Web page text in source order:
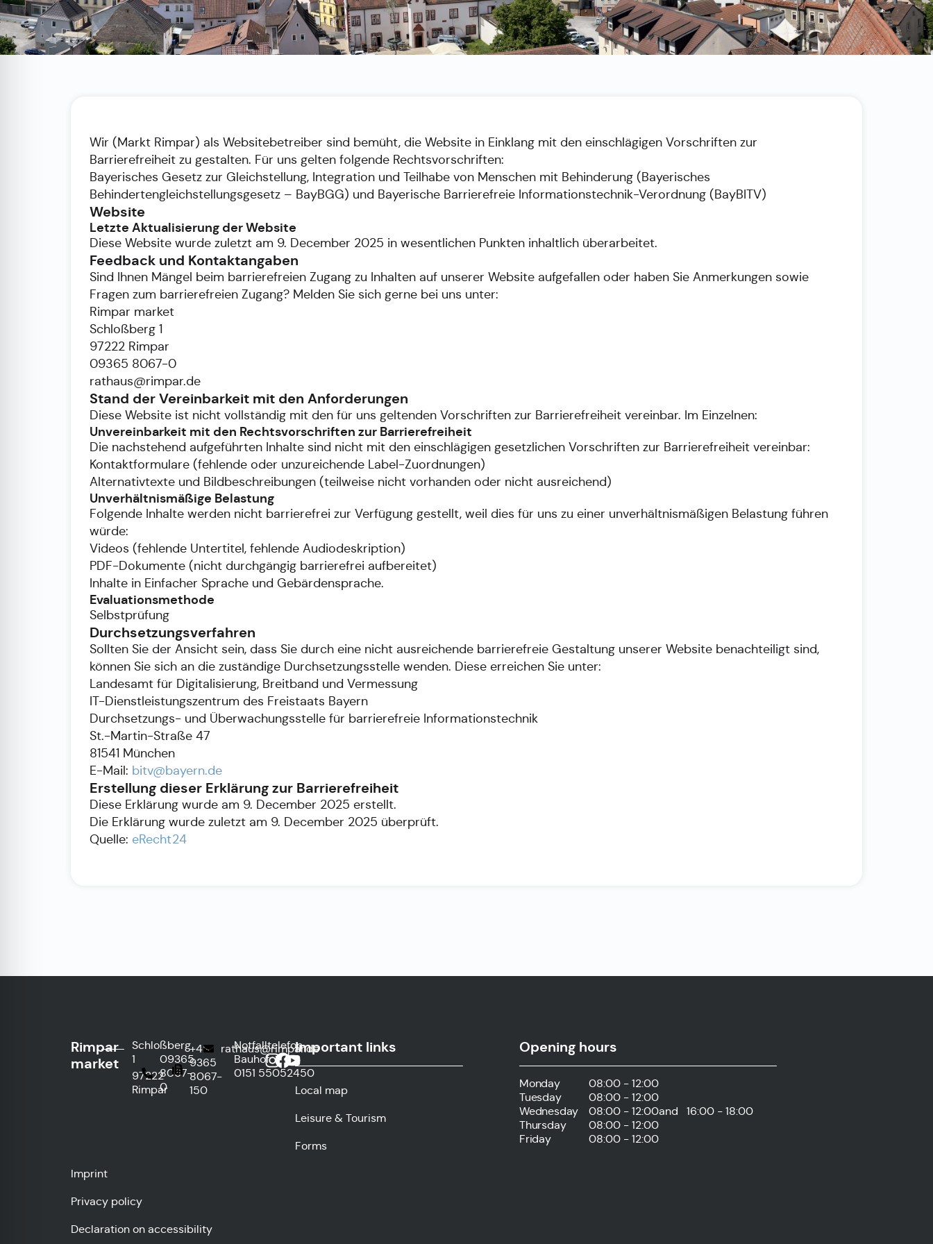
Wir (Markt Rimpar) als Websitebetreiber sind bemüht, die Website in Einklang mit den einschlägigen Vorschriften zur
Barrierefreiheit zu gestalten. Für uns gelten folgende Rechtsvorschriften:
Bayerisches Gesetz zur Gleichstellung, Integration und Teilhabe von Menschen mit Behinderung (Bayerisches
Behindertengleichstellungsgesetz – BayBGG) und Bayerische Barrierefreie Informationstechnik-Verordnung (BayBITV)
Website
Letzte Aktualisierung der Website
Diese Website wurde zuletzt am 9. December 2025 in wesentlichen Punkten inhaltlich überarbeitet.
Feedback und Kontaktangaben
Sind Ihnen Mängel beim barrierefreien Zugang zu Inhalten auf unserer Website aufgefallen oder haben Sie Anmerkungen sowie
Fragen zum barrierefreien Zugang? Melden Sie sich gerne bei uns unter:
Rimpar market
Schloßberg 1
97222 Rimpar
09365 8067-0
rathaus@rimpar.de
Stand der Vereinbarkeit mit den Anforderungen
Diese Website ist nicht vollständig mit den für uns geltenden Vorschriften zur Barrierefreiheit vereinbar. Im Einzelnen:
Unvereinbarkeit mit den Rechtsvorschriften zur Barrierefreiheit
Die nachstehend aufgeführten Inhalte sind nicht mit den einschlägigen gesetzlichen Vorschriften zur Barrierefreiheit vereinbar:
Kontaktformulare (fehlende oder unzureichende Label-Zuordnungen)
Alternativtexte und Bildbeschreibungen (teilweise nicht vorhanden oder nicht ausreichend)
Unverhältnismäßige Belastung
Folgende Inhalte werden nicht barrierefrei zur Verfügung gestellt, weil dies für uns zu einer unverhältnismäßigen Belastung führen
würde:
Videos (fehlende Untertitel, fehlende Audiodeskription)
PDF-Dokumente (nicht durchgängig barrierefrei aufbereitet)
Inhalte in Einfacher Sprache und Gebärdensprache.
Evaluationsmethode
Selbstprüfung
Durchsetzungsverfahren
Sollten Sie der Ansicht sein, dass Sie durch eine nicht ausreichende barrierefreie Gestaltung unserer Website benachteiligt sind,
können Sie sich an die zuständige Durchsetzungsstelle wenden. Diese erreichen Sie unter:
Landesamt für Digitalisierung, Breitband und Vermessung
IT-Dienstleistungszentrum des Freistaats Bayern
Durchsetzungs- und Überwachungsstelle für barrierefreie Informationstechnik
St.-Martin-Straße 47
81541 München
E-Mail: bitv@bayern.de
Erstellung dieser Erklärung zur Barrierefreiheit
Diese Erklärung wurde am 9. December 2025 erstellt.
Die Erklärung wurde zuletzt am 9. December 2025 überprüft.
Quelle: eRecht24
Rimpar
market
Schloßberg
1
97222
Rimpar
09365
8067-
0
+49
9365
8067-
150
rathaus@rimpar.de
Notfalltelefon
Bauhof:
0151 55052450
Important links
Local map
Leisure & Tourism
Forms
Opening hours
Monday
08:00 - 12:00
Tuesday
08:00 - 12:00
Wednesday
08:00 - 12:00and
16:00 - 18:00
Thursday
08:00 - 12:00
Friday
08:00 - 12:00
Imprint
Privacy policy
Declaration on accessibility